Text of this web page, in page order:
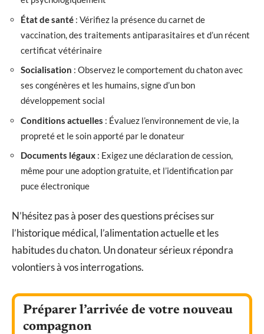
État de santé : Vérifiez la présence du carnet de
vaccination, des traitements antiparasitaires et d’un récent
certificat vétérinaire
Socialisation : Observez le comportement du chaton avec
ses congénères et les humains, signe d’un bon
développement social
Conditions actuelles : Évaluez l’environnement de vie, la
propreté et le soin apporté par le donateur
Documents légaux : Exigez une déclaration de cession,
même pour une adoption gratuite, et l’identification par
puce électronique
N’hésitez pas à poser des questions précises sur
l’historique médical, l’alimentation actuelle et les
habitudes du chaton. Un donateur sérieux répondra
volontiers à vos interrogations.
Préparer l’arrivée de votre nouveau
compagnon